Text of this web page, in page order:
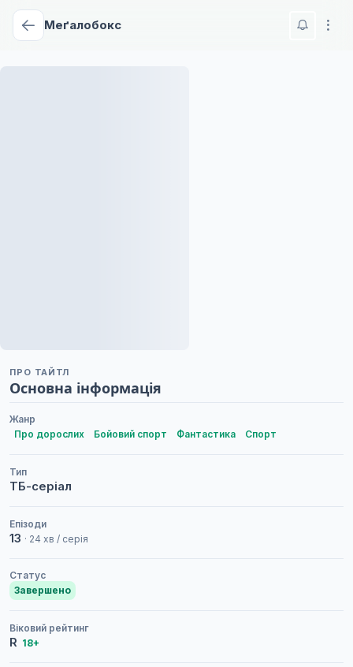
Меґалобокс
ПРО ТАЙТЛ
Основна інформація
Жанр
Про дорослих
Бойовий спорт Фантастика Спорт
Тип
ТБ-серіал
Епізоди
13 · 24 хв / серія
Статус
Завершено
Віковий рейтинг
R 18+